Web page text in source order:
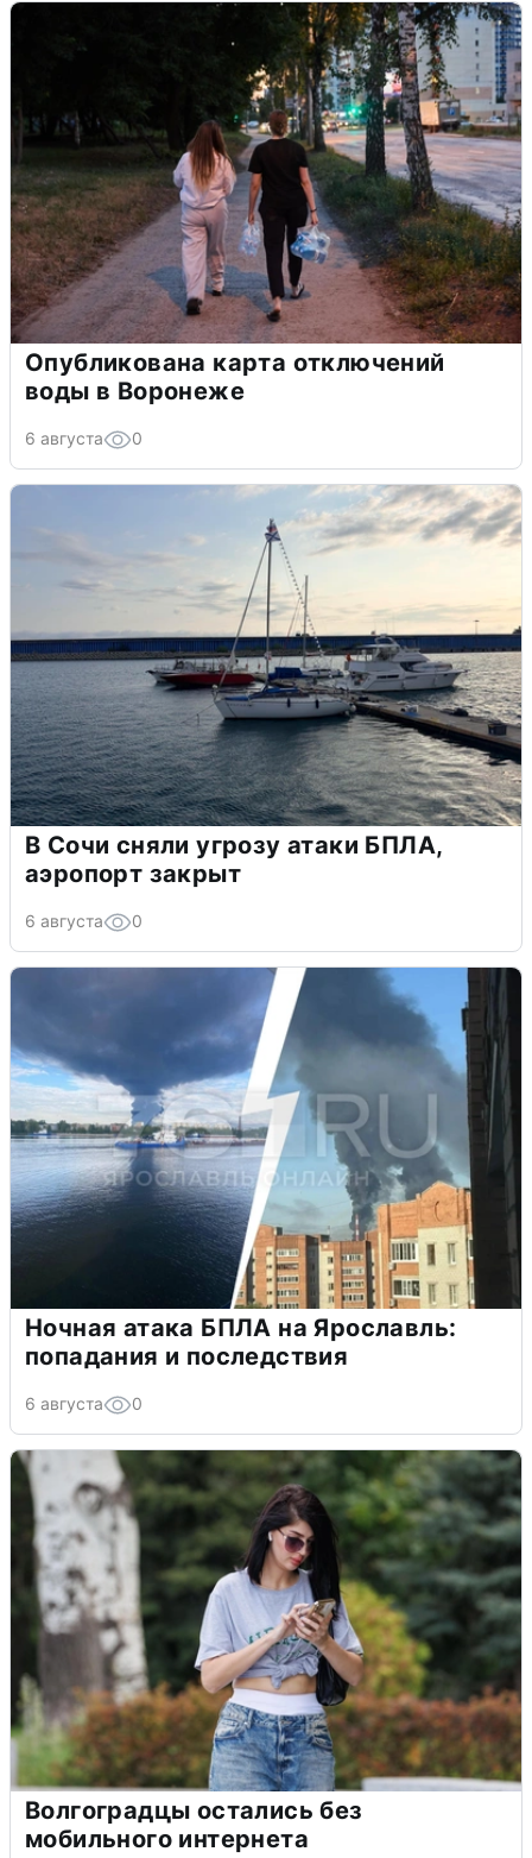
Опубликована карта отключений
воды в Воронеже
6 августа 0
В Сочи сняли угрозу атаки БПЛА,
аэропорт закрыт
6 августа 0
Ночная атака БПЛА на Ярославль:
попадания и последствия
6 августа 0
Волгоградцы остались без
мобильного интернета